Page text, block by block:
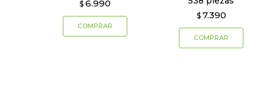
$ 6.990
$ 7.390